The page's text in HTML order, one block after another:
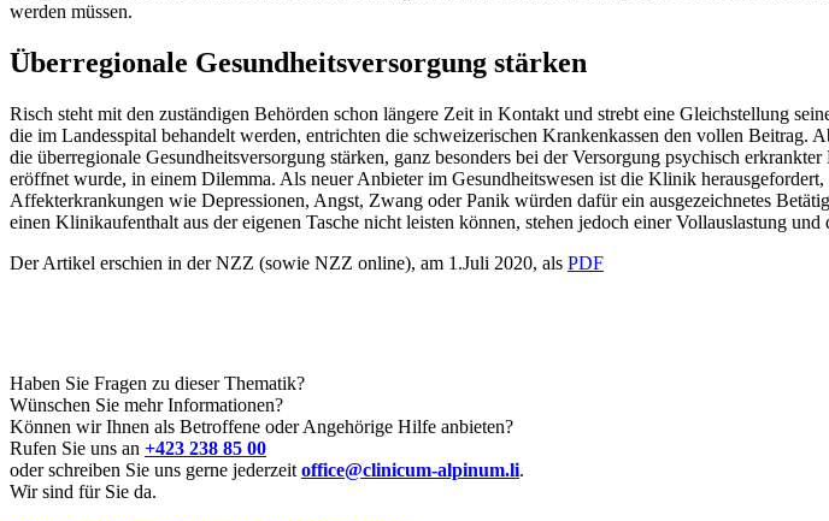
werden müssen.
Überregionale Gesundheitsversorgung stärken
Risch steht mit den zuständigen Behörden schon längere Zeit in Kontakt und strebt eine Gleichstellung
die im Landesspital behandelt werden, entrichten die schweizerischen Krankenkassen den vollen Beitrag.
die überregionale Gesundheitsversorgung stärken, ganz besonders bei der Versorgung psychisch
eröffnet wurde, in einem Dilemma. Als neuer Anbieter im Gesundheitswesen ist die Klinik
Affekterkrankungen wie Depressionen, Angst, Zwang oder Panik würden dafür ein ausgezeichnetes
einen Klinikaufenthalt aus der eigenen Tasche nicht leisten können, stehen jedoch einer Vollauslastung
Der Artikel erschien in der NZZ (sowie NZZ online), am 1.Juli 2020, als PDF
Haben Sie Fragen zu dieser Thematik?
Wünschen Sie mehr Informationen?
Können wir Ihnen als Betroffene oder Angehörige Hilfe anbieten?
Rufen Sie uns an +423 238 85 00
oder schreiben Sie uns gerne jederzeit office@clinicum-alpinum.li.
Wir sind für Sie da.